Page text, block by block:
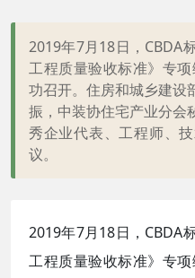
2019年7月18日，CBDA
工程质量验收标准》专
功召开。住房和城乡建设
振，中装协住宅产业分会
秀企业代表、工程师、
议。
2019年7月18日，CBDA
工程质量验收标准》专